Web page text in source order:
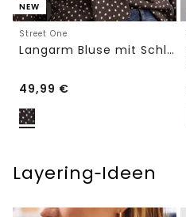
NEW
Street One
Langarm Bluse mit Schleifendetail
49,99 €
Layering‑Ideen